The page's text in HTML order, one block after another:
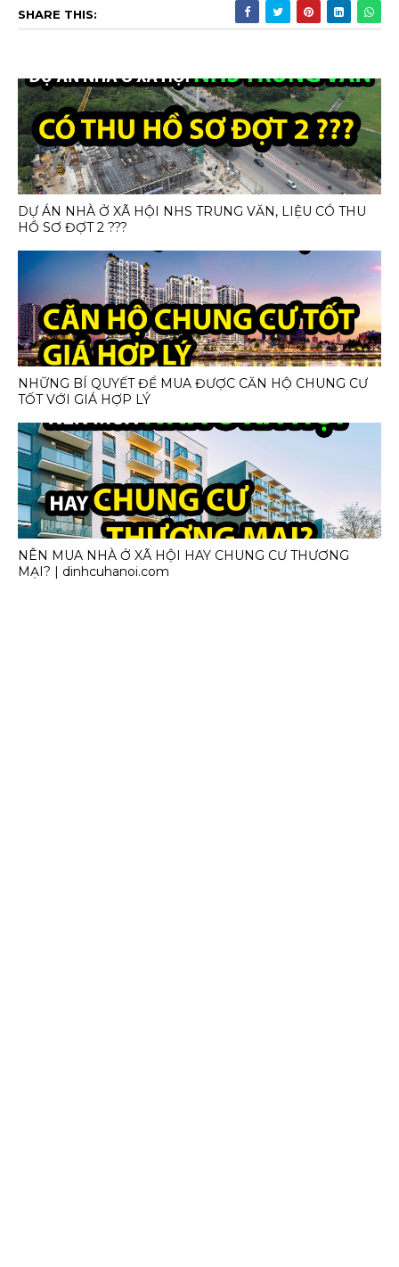
SHARE THIS:
DỰ ÁN NHÀ Ở XÃ HỘI NHS TRUNG VĂN, LIỆU CÓ THU
HỒ SƠ ĐỢT 2 ???
NHỮNG BÍ QUYẾT ĐỂ MUA ĐƯỢC CĂN HỘ CHUNG CƯ
TỐT VỚI GIÁ HỢP LÝ
NÊN MUA NHÀ Ở XÃ HỘI HAY CHUNG CƯ THƯƠNG
MẠI? | dinhcuhanoi.com